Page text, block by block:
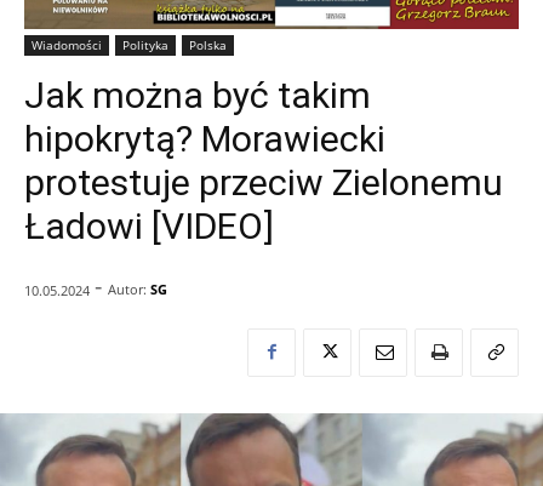
Wiadomości Polityka Polska
Jak można być takim
hipokrytą? Morawiecki
protestuje przeciw Zielonemu
Ładowi [VIDEO]
10.05.2024 - Autor: SG